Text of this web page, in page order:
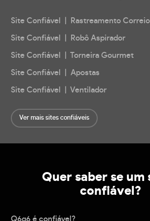
Site Confiável | Rastreamento
Site Confiável | Robô Aspirador
Site Confiável | Torneira Gourmet
Site Confiável | Apostas
Site Confiável | Ventilador
Ver mais sites confiáveis
Quer saber se um
confiável?
Q6q6 é confiável?